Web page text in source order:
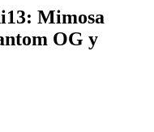
Mimosa
OG y